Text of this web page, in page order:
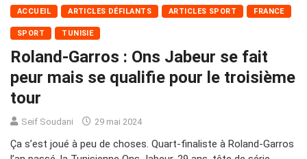
ACCUEIL ARTICLES DÉFILANTS ARTICLES SPORT FRANCE
SPORT TUNISIE
Roland-Garros : Ons Jabeur se fait
peur mais se qualifie pour le troisième
tour
Seif Soudani 29 mai 2024
Ça s’est joué à peu de choses. Quart-finaliste à Roland-Garros